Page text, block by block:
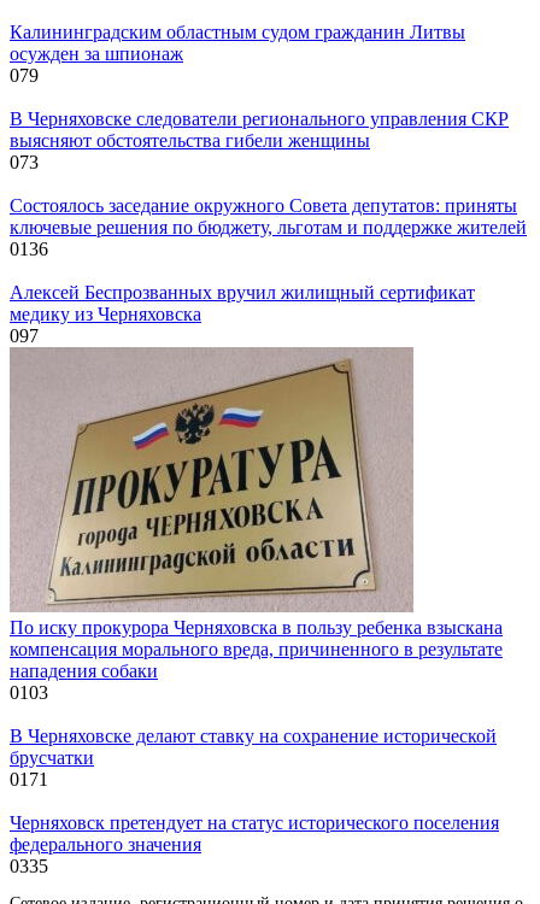
Калининградским областным судом гражданин Литвы
осужден за шпионаж
079
В Черняховске следователи регионального управления СКР
выясняют обстоятельства гибели женщины
073
Состоялось заседание окружного Совета депутатов: приняты
ключевые решения по бюджету, льготам и поддержке жителей
0136
Алексей Беспрозванных вручил жилищный сертификат
медику из Черняховска
097
По иску прокурора Черняховска в пользу ребенка взыскана
компенсация морального вреда, причиненного в результате
нападения собаки
0103
В Черняховске делают ставку на сохранение исторической
брусчатки
0171
Черняховск претендует на статус исторического поселения
федерального значения
0335